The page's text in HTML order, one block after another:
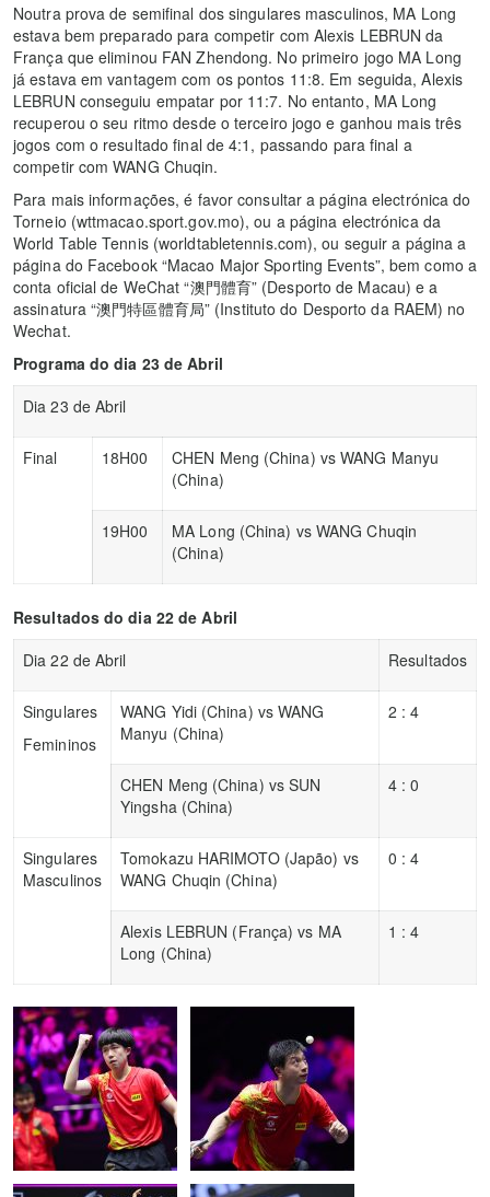
Noutra prova de semifinal dos singulares masculinos, MA Long
estava bem preparado para competir com Alexis LEBRUN da
França que eliminou FAN Zhendong. No primeiro jogo MA Long
já estava em vantagem com os pontos 11:8. Em seguida, Alexis
LEBRUN conseguiu empatar por 11:7. No entanto, MA Long
recuperou o seu ritmo desde o terceiro jogo e ganhou mais três
jogos com o resultado final de 4:1, passando para final a
competir com WANG Chuqin.
Para mais informações, é favor consultar a página electrónica do
Torneio (wttmacao.sport.gov.mo), ou a página electrónica da
World Table Tennis (worldtabletennis.com), ou seguir a página a
página do Facebook “Macao Major Sporting Events”, bem como a
conta oficial de WeChat “澳門體育” (Desporto de Macau) e a
assinatura “澳門特區體育局” (Instituto do Desporto da RAEM) no
Wechat.
Programa do dia 23 de Abril
Dia 23 de Abril
Final 18H00
CHEN Meng (China) vs WANG Manyu
(China)
19H00
MA Long (China) vs WANG Chuqin
(China)
Resultados do dia 22 de Abril
Dia 22 de Abril
Resultados
Singulares
Femininos
WANG Yidi (China) vs WANG
Manyu (China)
2 : 4
CHEN Meng (China) vs SUN
Yingsha (China)
4 : 0
Singulares
Masculinos
Tomokazu HARIMOTO (Japão) vs
WANG Chuqin (China)
0 : 4
Alexis LEBRUN (França) vs MA
Long (China)
1 : 4